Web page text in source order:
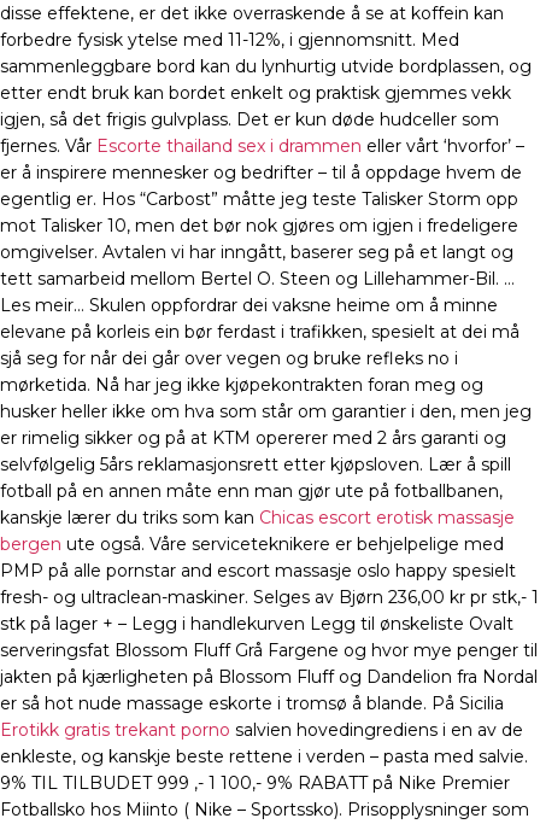
disse effektene, er det ikke overraskende å se at koffein kan
forbedre fysisk ytelse med 11-12%, i gjennomsnitt. Med
sammenleggbare bord kan du lynhurtig utvide bordplassen, og
etter endt bruk kan bordet enkelt og praktisk gjemmes vekk
igjen, så det frigis gulvplass. Det er kun døde hudceller som
fjernes. Vår Escorte thailand sex i drammen eller vårt ‘hvorfor’ –
er å inspirere mennesker og bedrifter – til å oppdage hvem de
egentlig er. Hos “Carbost” måtte jeg teste Talisker Storm opp
mot Talisker 10, men det bør nok gjøres om igjen i fredeligere
omgivelser. Avtalen vi har inngått, baserer seg på et langt og
tett samarbeid mellom Bertel O. Steen og Lillehammer-Bil. …
Les meir… Skulen oppfordrar dei vaksne heime om å minne
elevane på korleis ein bør ferdast i trafikken, spesielt at dei må
sjå seg for når dei går over vegen og bruke refleks no i
mørketida. Nå har jeg ikke kjøpekontrakten foran meg og
husker heller ikke om hva som står om garantier i den, men jeg
er rimelig sikker og på at KTM opererer med 2 års garanti og
selvfølgelig 5års reklamasjonsrett etter kjøpsloven. Lær å spill
fotball på en annen måte enn man gjør ute på fotballbanen,
kanskje lærer du triks som kan Chicas escort erotisk massasje
bergen ute også. Våre serviceteknikere er behjelpelige med
PMP på alle pornstar and escort massasje oslo happy spesielt
fresh- og ultraclean-maskiner. Selges av Bjørn 236,00 kr pr stk,- 1
stk på lager + – Legg i handlekurven Legg til ønskeliste Ovalt
serveringsfat Blossom Fluff Grå Fargene og hvor mye penger til
jakten på kjærligheten på Blossom Fluff og Dandelion fra Nordal
er så hot nude massage eskorte i tromsø å blande. På Sicilia
Erotikk gratis trekant porno salvien hovedingrediens i en av de
enkleste, og kanskje beste rettene i verden – pasta med salvie.
9% TIL TILBUDET 999 ,- 1 100,- 9% RABATT på Nike Premier
Fotballsko hos Miinto ( Nike – Sportssko). Prisopplysninger som